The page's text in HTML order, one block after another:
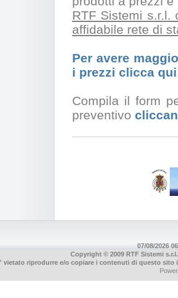
RTF Sistemi s.r.l.
affidabile rete di
Per avere
i prezzi clicca qui
Compila il form
preventivo
07/08/2026
Copyright © 2009 RTF Sistemi
vietato riprodurre e/o copiare i contenuti di questo